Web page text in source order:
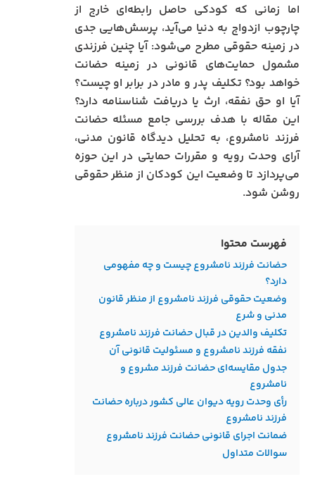
اما زمانی که کودکی حاصل رابطه‌ای خارج از
چارچوب ازدواج به دنیا می‌آید، پرسش‌هایی جدی
در زمینه حقوقی مطرح می‌شود: آیا چنین فرزندی
مشمول حمایت‌های قانونی در زمینه حضانت
خواهد بود؟ تکلیف پدر و مادر در برابر او چیست؟
آیا او حق نفقه، ارث یا دریافت شناسنامه دارد؟
این مقاله با هدف بررسی جامع مسئله حضانت
فرزند نامشروع، به تحلیل دیدگاه قانون مدنی،
آرای وحدت رویه و مقررات حمایتی در این حوزه
می‌پردازد تا وضعیت این کودکان از منظر حقوقی
روشن شود.
فهرست محتوا
حضانت فرزند نامشروع چیست و چه مفهومی
دارد؟
وضعیت حقوقی فرزند نامشروع از منظر قانون
مدنی و شرع
تکلیف والدین در قبال حضانت فرزند نامشروع
نفقه فرزند نامشروع و مسئولیت قانونی آن
جدول مقایسه‌ای حضانت فرزند مشروع و
نامشروع
رأی وحدت رویه دیوان عالی کشور درباره حضانت
فرزند نامشروع
ضمانت اجرای قانونی حضانت فرزند نامشروع
سوالات متداول